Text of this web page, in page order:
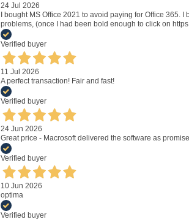
24 Jul 2026
I bought MS Office 2021 to avoid paying for Office 365.
problems, (once I had been bold enough to click on
Verified buyer
11 Jul 2026
A perfect transaction! Fair and fast!
Verified buyer
24 Jun 2026
Great price - Macrosoft delivered the software as
Verified buyer
10 Jun 2026
optima
Verified buyer